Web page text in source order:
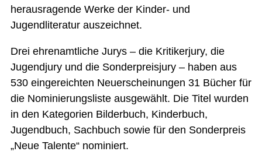
herausragende Werke der Kinder- und
Jugendliteratur auszeichnet.
Drei ehrenamtliche Jurys – die Kritikerjury, die
Jugendjury und die Sonderpreisjury – haben aus
530 eingereichten Neuerscheinungen 31 Bücher für
die Nominierungsliste ausgewählt. Die Titel wurden
in den Kategorien Bilderbuch, Kinderbuch,
Jugendbuch, Sachbuch sowie für den Sonderpreis
„Neue Talente“ nominiert.